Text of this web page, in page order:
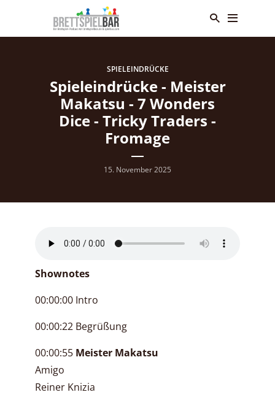
SPIELEINDRÜCKE
Spieleindrücke - Meister
Makatsu - 7 Wonders
Dice - Tricky Traders -
Fromage
15. November 2025
Shownotes
00:00:00 Intro
00:00:22 Begrüßung
00:00:55 Meister Makatsu
Amigo
Reiner Knizia